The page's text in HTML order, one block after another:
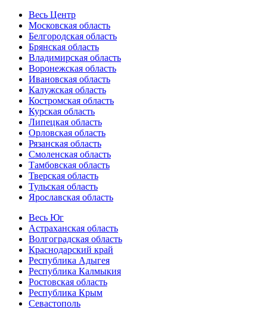
Весь Центр
Московская область
Белгородская область
Брянская область
Владимирская область
Воронежская область
Ивановская область
Калужская область
Костромская область
Курская область
Липецкая область
Орловская область
Рязанская область
Смоленская область
Тамбовская область
Тверская область
Тульская область
Ярославская область
Весь Юг
Астраханская область
Волгоградская область
Краснодарский край
Республика Адыгея
Республика Калмыкия
Ростовская область
Республика Крым
Севастополь